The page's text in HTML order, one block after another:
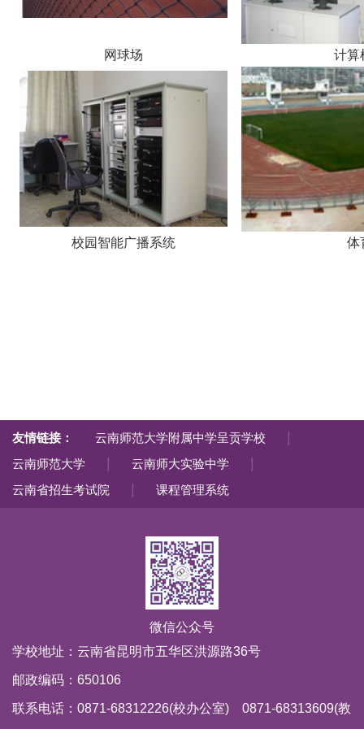
网球场 计算
校园智能广播系统 体
友情链接： 云南师范大学附属中学呈贡学校
云南师范大学 云南师大实验中学
云南省招生考试院 课程管理系统
微信公众号
学校地址：云南省昆明市五华区洪源路36号
邮政编码：650106
联系电话：0871-68312226(校办公室) 0871-68313609(教